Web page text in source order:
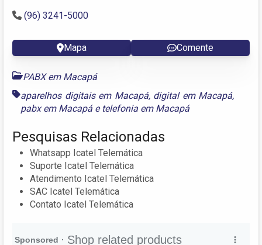
(96) 3241-5000
Mapa Comente
PABX em Macapá
aparelhos digitais em Macapá, digital em Macapá,
pabx em Macapáe telefonia em Macapá
Pesquisas Relacionadas
Whatsapp Icatel Telemática
Suporte Icatel Telemática
Atendimento Icatel Telemática
SAC Icatel Telemática
Contato Icatel Telemática